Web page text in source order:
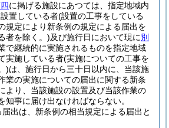
に掲げる施設にあつては、指定地域内
置している者(設置の工事をしている
規定により新条例の規定による届出を
者を除く。)及び施行日において現に別
で継続的に実施されるものを指定地域
実施している者(実施についての工事を
)は、施行日から三十日以内に、当該施
業の実施についての届出に関する新条
より、当該施設の設置及び当該作業の
知事に届け出なければならない。
出は、新条例の相当規定による届出と